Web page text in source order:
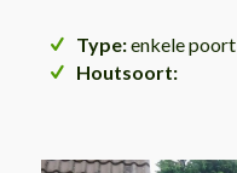
Type:enkele poort
Houtsoort: